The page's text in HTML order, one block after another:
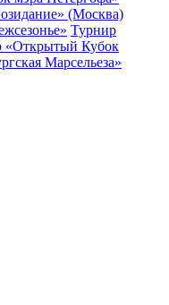
(Москва)
Турнир
«Открытый Кубок
Марсельеза»